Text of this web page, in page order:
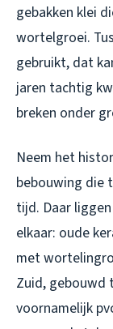
gebakken klei
wortelgroei.
gebruikt, dat
jaren tachtig
breken onder
Neem het
bebouwing die
tijd. Daar
elkaar: oude
met
Zuid, gebouwd
voornamelijk